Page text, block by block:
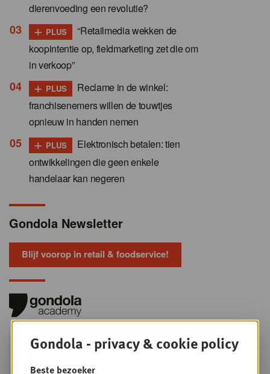
dierenvoeding een revolutie?
+ PLUS
“Retailmedia wekken de
koopintentie op, fieldmarketing zet die om
in verkoop”
+ PLUS
Reclame in de winkel:
franchisenemers willen de touwtjes
opnieuw in handen nemen
+ PLUS
Elektronisch betalen: tien
ontwikkelingen die geen enkele
handelaar kan negeren
Gondola Newsletter
Blijf voorop in retail & foodservice!
WOE
SEP
Foodservice - Joint
business planning
Intro to Negotiation: Succes aan de
Gondola - privacy & cookie policy
Beste bezoeker